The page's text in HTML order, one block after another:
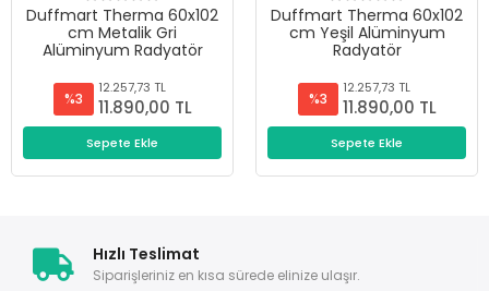
Duffmart Therma 60x102
cm Metalik Gri
Alüminyum Radyatör
%3
12.257,73 TL
11.890,00 TL
Sepete Ekle
Duffmart Therma 60x102
cm Yeşil Alüminyum
Radyatör
%3
12.257,73 TL
11.890,00 TL
Sepete Ekle
Hızlı Teslimat
Siparişleriniz en kısa sürede elinize ulaşır.